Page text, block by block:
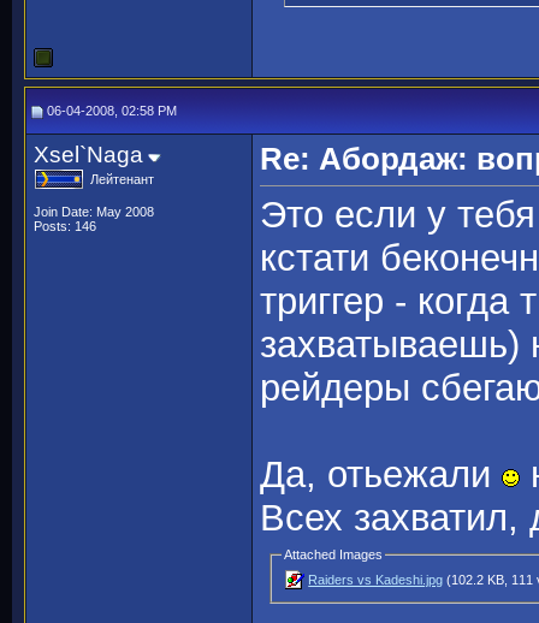
06-04-2008, 02:58 PM
Xsel`Naga
Лейтенант
Join Date: May 2008
Posts: 146
Re: Абордаж:
Это если у
кстати
триггер -
захватываешь)
рейдеры
Да, отьежали
Всех
Attached Images
Raiders vs Kadeshi.jpg (102.2 KB, 111